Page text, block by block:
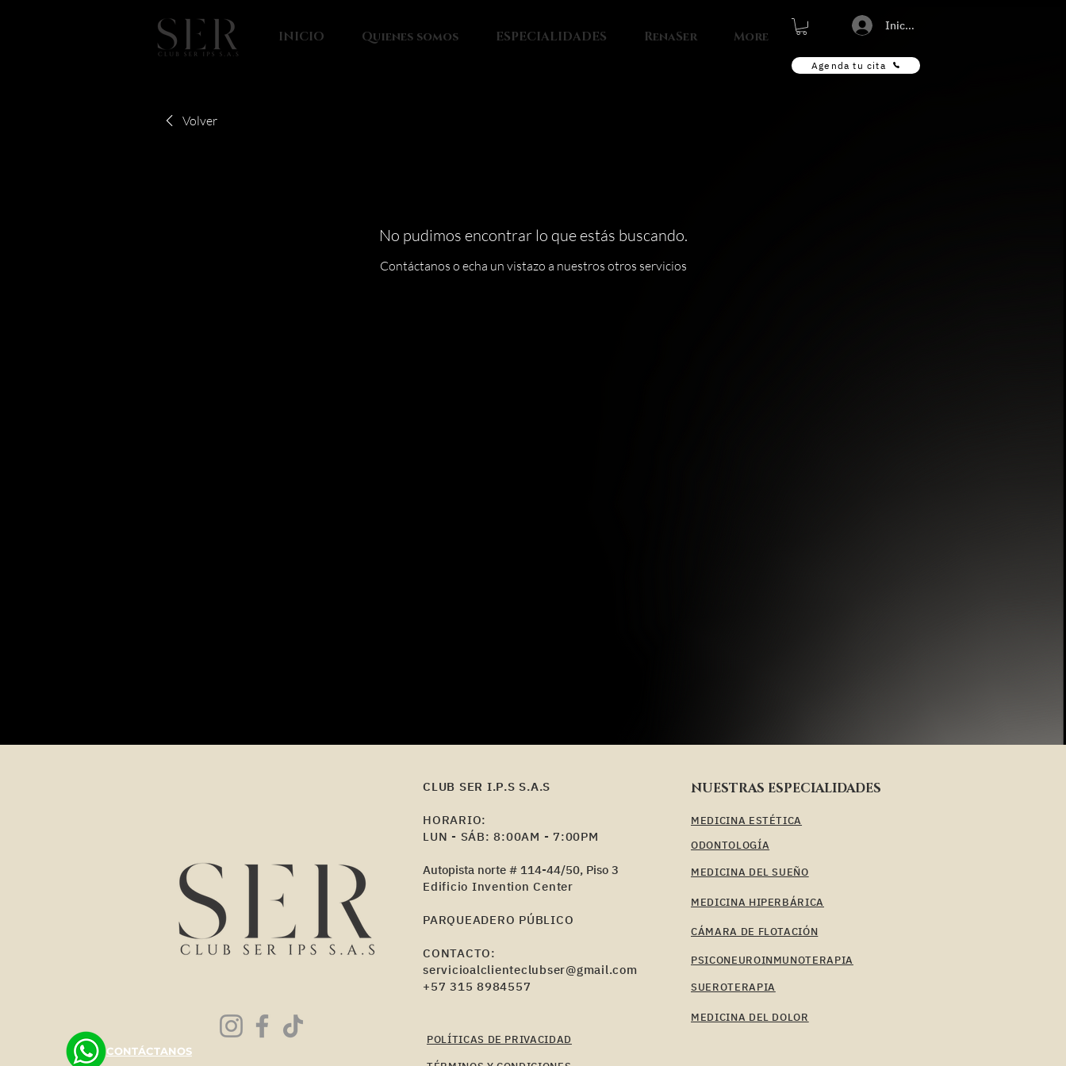
INICIO Quienes somos ESPECIALIDADES RenaSer More
Iniciar sesión
Agenda tu cita
Volver
No pudimos encontrar lo que estás buscando.
Contáctanos o echa un vistazo a nuestros otros servicios
CONTÁCTANOS
CLUB SER I.P.S S.A.S
HORARIO:
LUN - SÁB: 8:00AM - 7:00PM
Autopista norte # 114-44/50, Piso 3
Edificio Invention Center
PARQUEADERO PÚBLICO
CONTACTO:
servicioalclienteclubser@gmail.com
+57 315 8984557
POLÍTICAS DE PRIVACIDAD
NUESTRAS ESPECIALIDADES
MEDICINA ESTÉTICA
ODONTOLOGÍA
MEDICINA DEL SUEÑO
MEDICINA HIPERBÁRICA
​CÁMARA DE FLOTACIÓN
PSICONEUROINMUNOTERAPIA
SUEROTERAPIA
MEDICINA DEL DOLOR